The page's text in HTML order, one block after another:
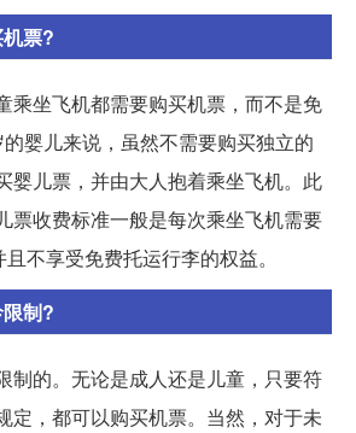
票?
乘坐飞机都需要购买机票，而不是免
婴儿来说，虽然不需要购买独立的
婴儿票，并由大人抱着乘坐飞机。此
票收费标准一般是每次乘坐飞机需要
不享受免费托运行李的权益。
制?
制的。无论是成人还是儿童，只要符
定，都可以购买机票。当然，对于未